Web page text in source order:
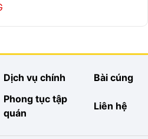
Dịch vụ chính Bài cúng
Phong tục tập
quán
Liên hệ